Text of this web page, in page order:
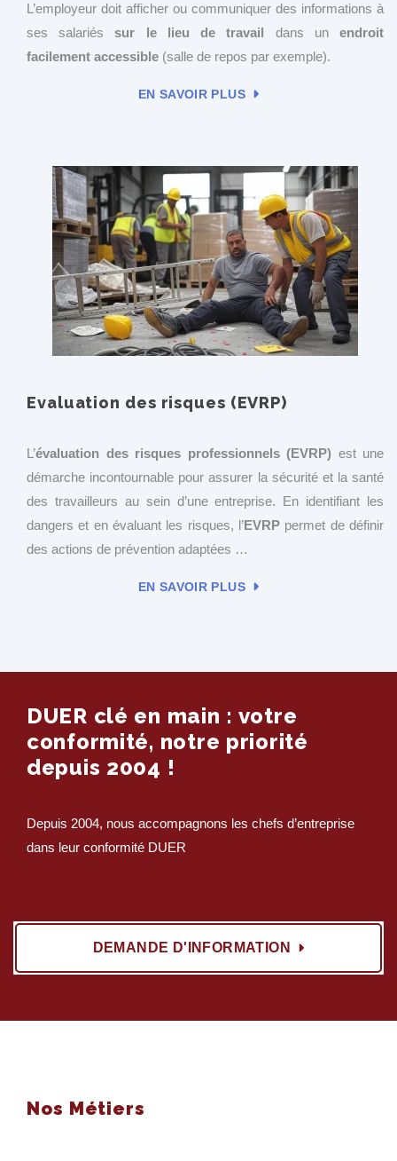
L’employeur doit afficher ou communiquer des informations à
ses salariés sur le lieu de travail dans unendroit
facilement accessible (salle de repos par exemple).
EN SAVOIR PLUS
Evaluation des risques (EVRP)
L’évaluation des risques professionnels (EVRP) est une
démarche incontournable pour assurer la sécurité et la santé
des travailleurs au sein d’une entreprise. En identifiant les
dangers et en évaluant les risques, l’EVRP permet de définir
des actions de prévention adaptées …
EN SAVOIR PLUS
DUER clé en main : votre
conformité, notre priorité
depuis 2004 !
Depuis 2004, nous accompagnons les chefs d’entreprise
dans leur conformité DUER
DEMANDE D'INFORMATION
Nos Métiers